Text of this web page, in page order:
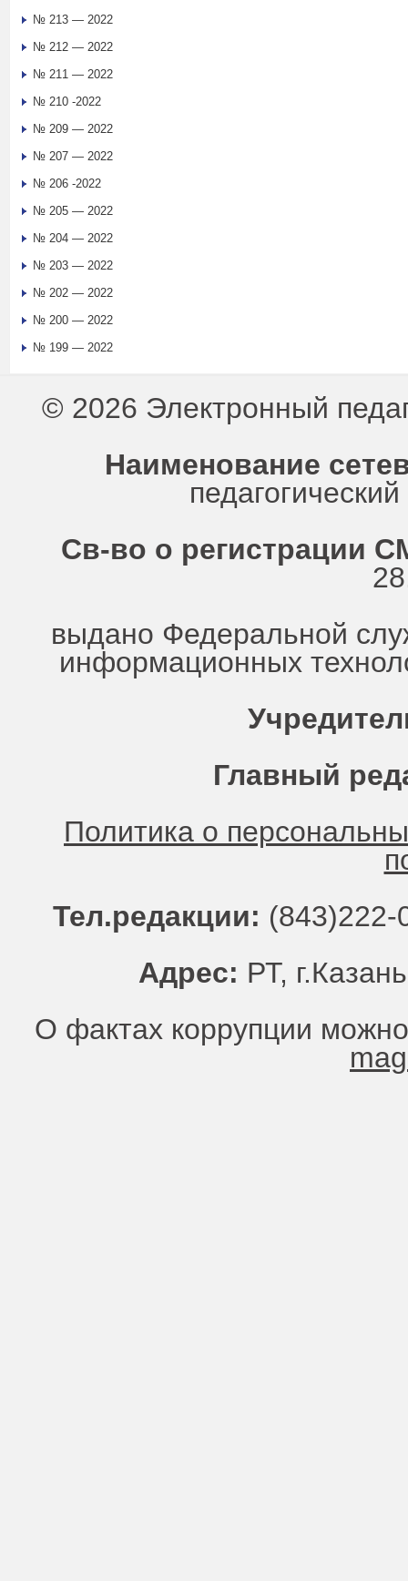
№ 213 — 2022
№ 212 — 2022
№ 211 — 2022
№ 210 -2022
№ 209 — 2022
№ 207 — 2022
№ 206 -2022
№ 205 — 2022
№ 204 — 2022
№ 203 — 2022
№ 202 — 2022
№ 200 — 2022
№ 199 — 2022
© 2026 Электронный
Наименование
Св-во о регистрации
выдано Федеральной
информационных
Главный
Политика о
Тел.редакции:
Адрес: РТ,
О фактах коррупции